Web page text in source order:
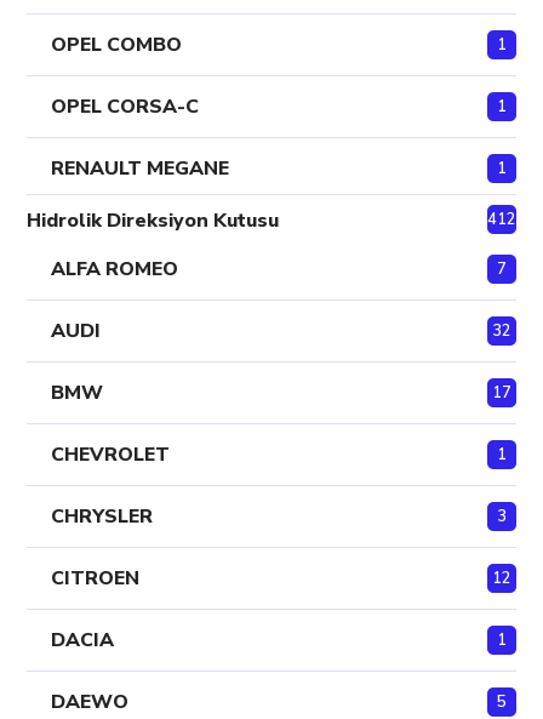
OPEL COMBO 1
OPEL CORSA-C 1
RENAULT MEGANE 1
Hidrolik Direksiyon Kutusu 412
ALFA ROMEO 7
AUDI 32
BMW 17
CHEVROLET 1
CHRYSLER 3
CITROEN 12
DACIA 1
DAEWO 5